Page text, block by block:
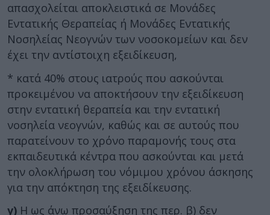
απασχολείται αποκλειστικά σε Μονάδες
Εντατικής Θεραπείας ή Μονάδες Εντατικής
Νοσηλείας Νεογνών των νοσοκομείων και δεν
έχει την αντίστοιχη εξειδίκευση,
* κατά 40% στους ιατρούς που ασκούνται
προκειμένου να αποκτήσουν την εξειδίκευση
στην εντατική θεραπεία και την εντατική
νοσηλεία νεογνών, καθώς και σε αυτούς που
παρατείνουν το χρόνο παραμονής τους στα
εκπαιδευτικά κέντρα που ασκούνται και μετά
την ολοκλήρωση του νόμιμου χρόνου άσκησης
για την απόκτηση της εξειδίκευσης.
γ) Η ως άνω προσαύξηση της περ. β) δεν